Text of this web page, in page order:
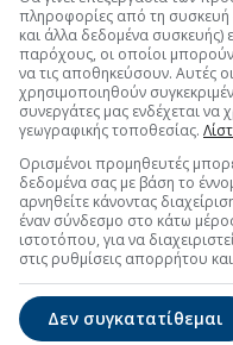
εμπορίου
χαμηλότερη σε
δημιουργεί
εξελίσσονται.
Director της
εμπιστοσύνη μας στις
του ηλεκτρονικού
ανάπτυξη. Ο
εξαιρετική πλατφόρμα
θέση για να
και τη
στόχο την περαιτέρω
πληροφορίες από τη συσκευή
και άλλα δεδομένα συσκευής)
παρόχους, οι οποίοι
να τις αποθηκεύσουν. Αυτές
χρησιμοποιηθούν
συνεργάτες μας ενδέχεται
γεωγραφικής τοποθεσίας.
Ορισμένοι προμηθευτές
δεδομένα σας με βάση το
αρνηθείτε κάνοντας
έναν σύνδεσμο στο κάτω
ιστοτόπου, για να
στις ρυθμίσεις απορρήτου
Δεν συγκατατίθεμαι